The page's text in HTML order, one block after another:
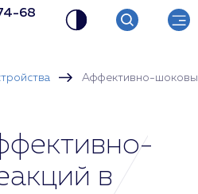
68
Аффективно-
в